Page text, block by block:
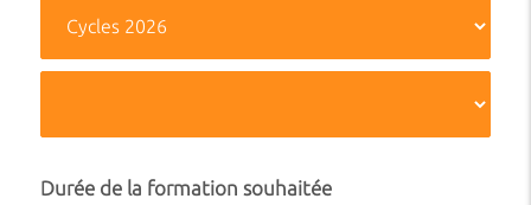
Durée de la formation souhaitée